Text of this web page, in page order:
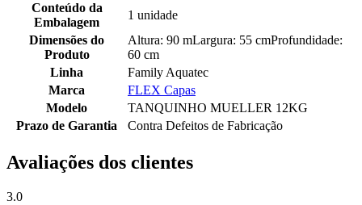
Conteúdo da
Embalagem
1 unidade
Dimensões do
Produto
Altura: 90 mLargura: 55 cmProfundidade:
60 cm
Linha
Family Aquatec
Marca
FLEX Capas
Modelo
TANQUINHO MUELLER 12KG
Prazo de Garantia
Contra Defeitos de Fabricação
Avaliações dos clientes
3.0